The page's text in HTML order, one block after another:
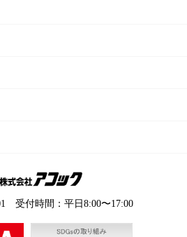
受付時間：平⽇8:00〜17:00